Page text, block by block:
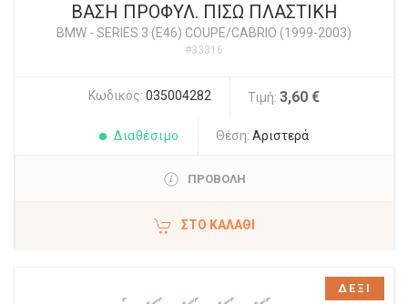
ΒΑΣΗ ΠΡΟΦΥΛ. ΠΙΣΩ ΠΛΑΣΤΙΚΗ
BMW - SERIES 3 (E46) COUPE/CABRIO (1999-2003)
#33316
Κωδικός: 035004282 Τιμή: 3,60 €
Διαθέσιμο Θέση: Αριστερά
ΠΡΟΒΟΛΗ
ΣΤΟ ΚΑΛΆΘΙ
ΔΕΞΙ